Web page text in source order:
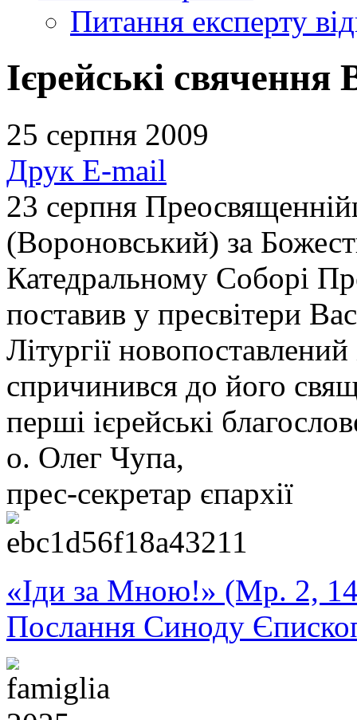
Питання експерту
Ієрейські
25 серпня 2009
Друк E-mail
23 серпня
(Вороновський) за
Катедральному Соборі
поставив у пресвітери
Літургії
спричинився до його
перші ієрейські
о. Олег Чупа,
прес-секретар єпархії
«Іди за Мною!» (Мр. 2,
Послання Синоду